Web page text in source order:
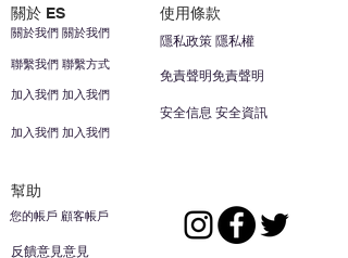
關於 ES 使用條款
聯繫我們 聯繫方式
加入我們 加入我們
關於我們 關於我們
加入我們 加入我們
安全信息 安全資訊
免責聲明免責聲明
隱私政策 隱私權
幫助
您的帳戶 顧客帳戶
反饋意見意見